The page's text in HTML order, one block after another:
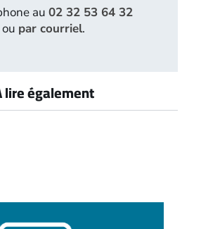
au 02 32 53 64 32
ou par courriel.
lire également